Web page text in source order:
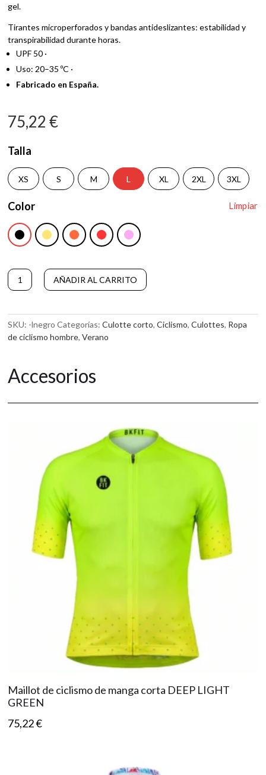
gel.
Tirantes microperforados y bandas antideslizantes: estabilidad y
transpirabilidad durante horas.
UPF 50 ·
Uso: 20–35 ºC ·
Fabricado en España.
75,22€
Talla
XS S M L XL 2XL 3XL
Color Limpiar
Culotte
de
corto
ATTAQUE
cantidad
AÑADIR AL CARRITO
e
r
e
SKU: -lnegro Categorías:Culotte corto,Ciclismo,Culottes, Ropa
de ciclismo hombre,Verano
Accesorios
Maillot de ciclismo de manga corta DEEP LIGHT
GREEN
75,22€